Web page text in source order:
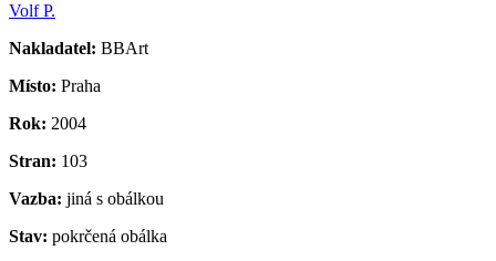
Volf P.
Nakladatel: BBArt
Místo: Praha
Rok: 2004
Stran: 103
Vazba: jiná s obálkou
Stav: pokrčená obálka